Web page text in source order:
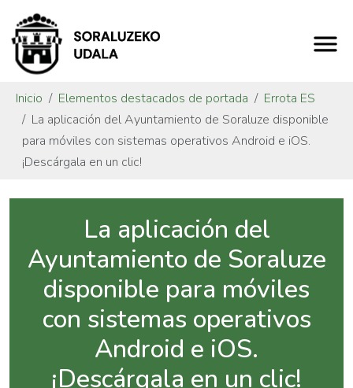
Inicio Elementos destacados de portada
Errota ES
La aplicación del Ayuntamiento de Soraluze disponible
para móviles con sistemas operativos Android e iOS.
¡Descárgala en un clic!
La aplicación del
Ayuntamiento de Soraluze
disponible para móviles
con sistemas operativos
Android e iOS.
¡Descárgala en un clic!